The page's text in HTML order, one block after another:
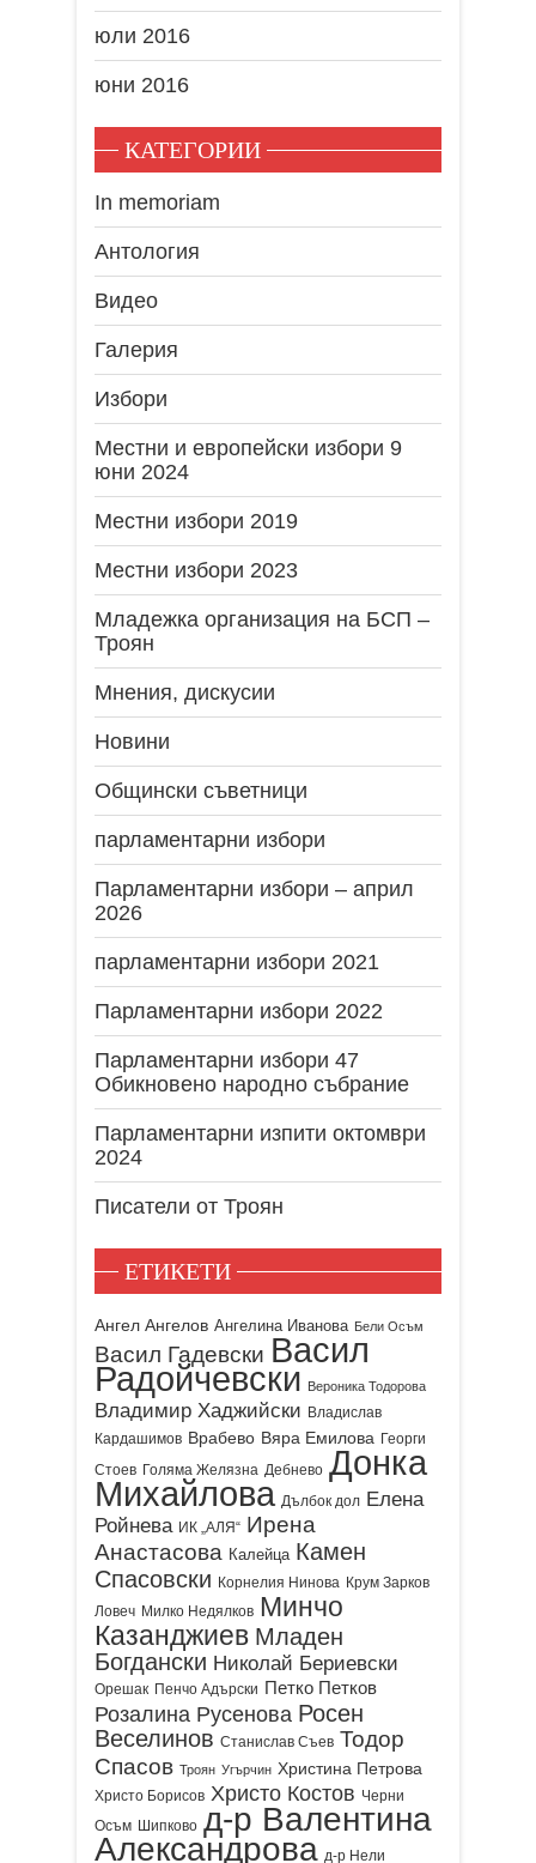
юли 2016
юни 2016
КАТЕГОРИИ
In memoriam
Антология
Видео
Галерия
Избори
Местни и европейски избори 9
юни 2024
Местни избори 2019
Местни избори 2023
Младежка организация на БСП –
Троян
Мнения, дискусии
Новини
Общински съветници
парламентарни избори
Парламентарни избори – април
2026
парламентарни избори 2021
Парламентарни избори 2022
Парламентарни избори 47
Обикновено народно събрание
Парламентарни изпити октомври
2024
Писатели от Троян
ЕТИКЕТИ
Ангел Ангелов Ангелина Иванова Бели Осъм
Васил Гадевски Васил
Радойчевски Вероника Тодорова
Владимир Хаджийски Владислав
Кардашимов Врабево Вяра Емилова Георги
Стоев Голяма Желязна Дебнево Донка
Михайлова Дълбок дол Елена
Ройнева ИК „АЛЯ“ Ирена
Анастасова Калейца Камен
Спасовски Корнелия Нинова Крум Зарков
Ловеч Милко Недялков Минчо
Казанджиев Младен
Богдански Николай Бериевски
Орешак Пенчо Адърски Петко Петков
Розалина Русенова Росен
Веселинов Станислав Съев Тодор
Спасов Троян Угърчин Христина Петрова
Христо Борисов Христо Костов Черни
Осъм
Шипково д-р Валентина
Александрова д-р Нели